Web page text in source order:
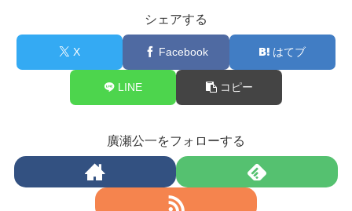
シェアする
X Facebook はてブ
LINE コピー
廣瀬公一をフォローする